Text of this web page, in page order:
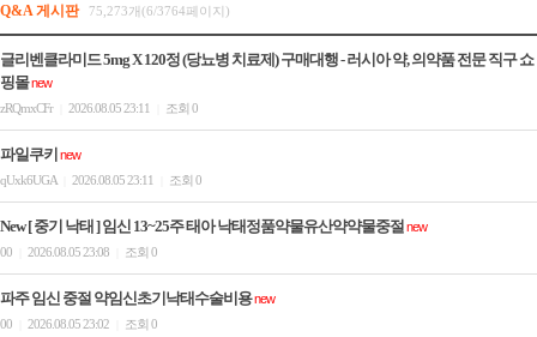
Q&A 게시판 75,273개(6/3764페이지)
글리벤클라미드 5mg X 120정 (당뇨병 치료제) 구매대행 - 러시아 약, 의약품 전문 직구 쇼
핑몰new
zRQmxCFr
2026.08.05 23:11 조회 0
파일쿠키 new
qUxk6UGA
2026.08.05 23:11 조회 0
New [ 중기 낙태 ] 임신 13~25주 태아 낙태정품약물유산약약물중절 new
00
2026.08.05 23:08 조회 0
파주 임신 중절 약임신초기낙­태수술비용new
00
2026.08.05 23:02 조회 0